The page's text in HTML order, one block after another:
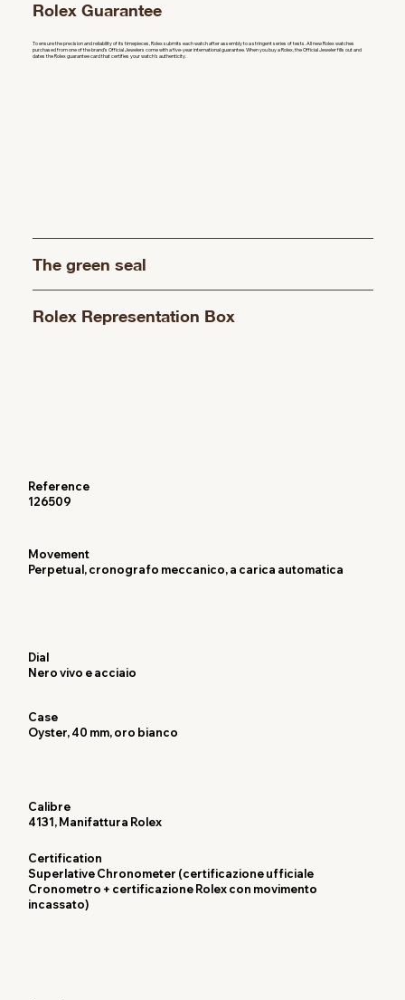
Rolex Guarantee
To ensure the precision and reliability of its timepieces, Rolex submits each watch after assembly to a stringent series of tests. All new Rolex watches
purchased from one of the brand’s Official Jewelers come with a five-year international guarantee. When you buy a Rolex, the Official Jeweler fills out and
dates the Rolex guarantee card that certifies your watch’s authenticity.
The green seal
Rolex Representation Box
Reference
126509
Movement
Perpetual, cronografo meccanico, a carica automatica
Dial
Nero vivo e acciaio
Case
Oyster, 40 mm, oro bianco
Calibre
4131, Manifattura Rolex
Certification
Superlative Chronometer (certificazione ufficiale
Cronometro + certificazione Rolex con movimento
incassato)